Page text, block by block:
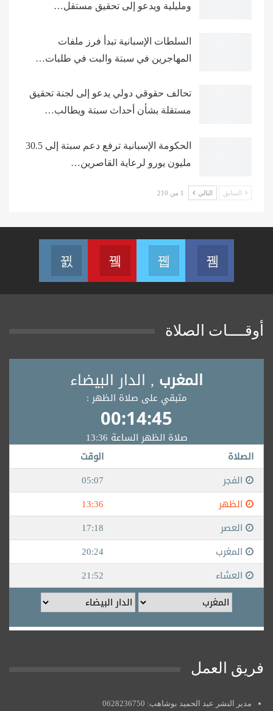
ومليلية ويدعو إلى تحقيق مستقل…
السلطات الإسبانية تبدأ فرز ملفات
المهاجرين في سبتة والبت في طلبات…
تحالف حقوقي دولي يدعو إلى لجنة تحقيق
مستقلة بشأن أحداث سبتة ويطالب…
الحكومة الإسبانية ترفع دعم سبتة إلى 30.5
مليون يورو لرعاية القاصرين…
السابق التالي 1 من 210
Facebook
Join us on Facebook
Twitter
Join us on Twitter
Youtube
Join us on Youtube
أوقــــات الصلاة
فريق العمل
مدير النشر عبد الحميد بوشاهب: 0628236750